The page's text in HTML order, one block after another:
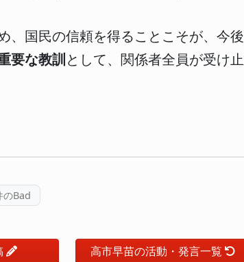
、国民の信頼を得ることこそが、今
要な教訓 として、関係者全員が受け
のBad
高市早苗の活動・発言一覧